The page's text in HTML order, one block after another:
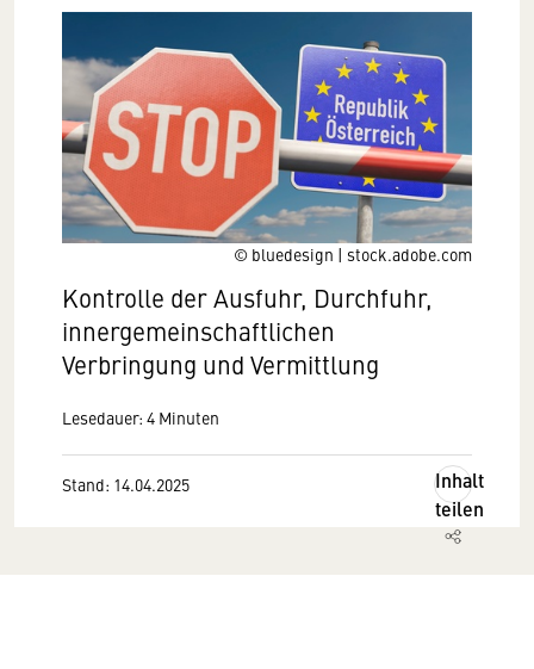
© bluedesign | stock.adobe.com
Kontrolle der Ausfuhr, Durchfuhr,
innergemeinschaftlichen
Verbringung und Vermittlung
Lesedauer: 4 Minuten
Stand: 14.04.2025
Inhalt
teilen